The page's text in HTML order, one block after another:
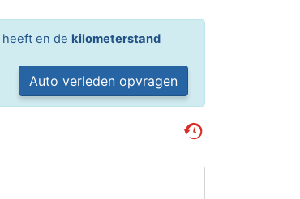
heeft en de kilometerstand
Auto verleden opvragen